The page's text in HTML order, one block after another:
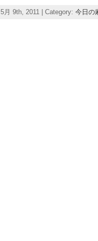
5月 9th, 2011 | Category: 今日の